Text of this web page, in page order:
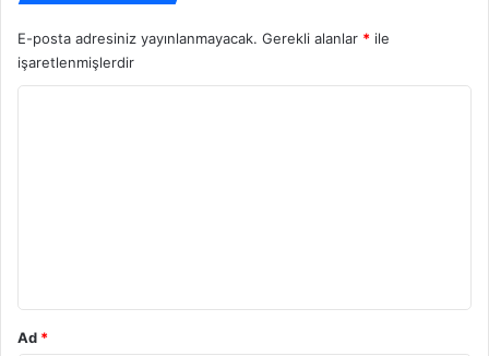
E-posta adresiniz yayınlanmayacak. Gerekli alanlar * ile
işaretlenmişlerdir
Ad *